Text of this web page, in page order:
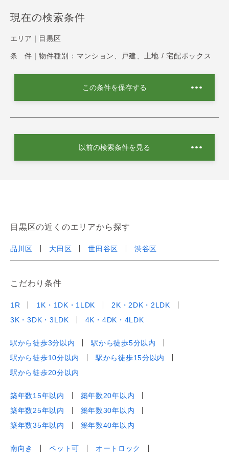
現在の検索条件
エリア｜ 目黒区
条 件｜ 物件種別：マンション、戸建、土地 / 宅配ボックス
この条件を保存する
以前の検索条件を見る
目黒区の近くのエリアから探す
品川区 大田区 世田谷区 渋谷区
こだわり条件
1R 1K・1DK・1LDK
2K・2DK・2LDK
3K・3DK・3LDK
4K・4DK・4LDK
駅から徒歩3分以内
駅から徒歩5分以内
駅から徒歩10分以内
駅から徒歩15分以内
駅から徒歩20分以内
築年数15年以内
築年数20年以内
築年数25年以内
築年数30年以内
築年数35年以内
築年数40年以内
南向き ペット可
オートロック